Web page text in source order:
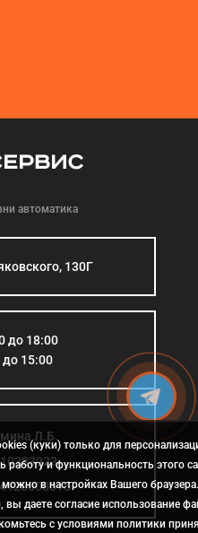
автоматика
130Г
до 18:00
до 15:00
Л.Б.
(куки) только для
и функциональность этого
в настройках Вашего браузера.
даете согласие использование
с условиями политики